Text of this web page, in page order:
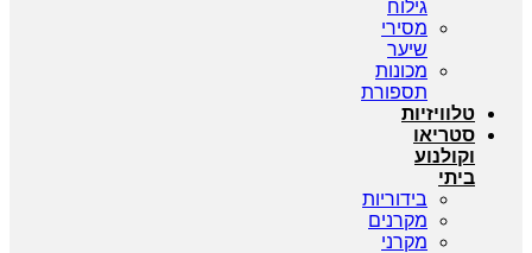
גילוח
מסירי
שיער
מכונות
תספורת
טלוויזיות
סטריאו
וקולנוע
ביתי
בידוריות
מקרנים
מקרני